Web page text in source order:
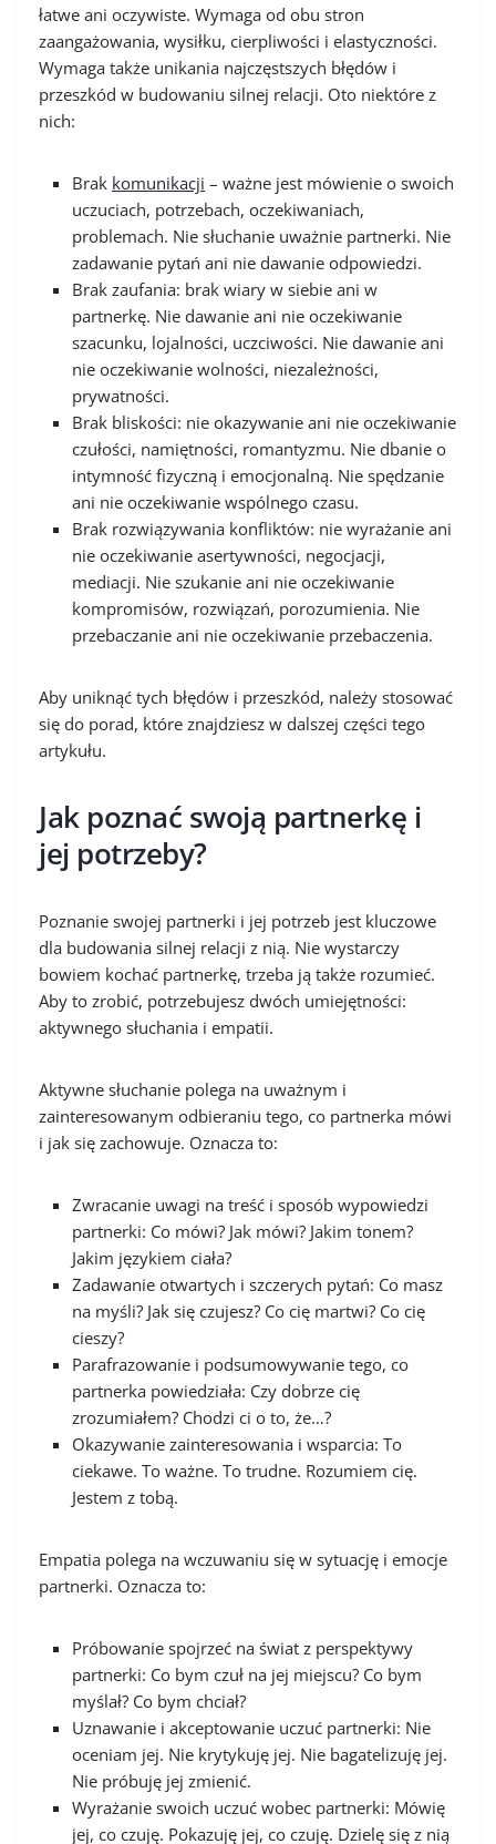
łatwe ani oczywiste. Wymaga od obu stron
zaangażowania, wysiłku, cierpliwości i elastyczności.
Wymaga także unikania najczęstszych błędów i
przeszkód w budowaniu silnej relacji. Oto niektóre z
nich:
Brak komunikacji – ważne jest mówienie o swoich
uczuciach, potrzebach, oczekiwaniach,
problemach. Nie słuchanie uważnie partnerki. Nie
zadawanie pytań ani nie dawanie odpowiedzi.
Brak zaufania: brak wiary w siebie ani w
partnerkę. Nie dawanie ani nie oczekiwanie
szacunku, lojalności, uczciwości. Nie dawanie ani
nie oczekiwanie wolności, niezależności,
prywatności.
Brak bliskości: nie okazywanie ani nie oczekiwanie
czułości, namiętności, romantyzmu. Nie dbanie o
intymność fizyczną i emocjonalną. Nie spędzanie
ani nie oczekiwanie wspólnego czasu.
Brak rozwiązywania konfliktów: nie wyrażanie ani
nie oczekiwanie asertywności, negocjacji,
mediacji. Nie szukanie ani nie oczekiwanie
kompromisów, rozwiązań, porozumienia. Nie
przebaczanie ani nie oczekiwanie przebaczenia.
Aby uniknąć tych błędów i przeszkód, należy stosować
się do porad, które znajdziesz w dalszej części tego
artykułu.
Jak poznać swoją partnerkę i
jej potrzeby?
Poznanie swojej partnerki i jej potrzeb jest kluczowe
dla budowania silnej relacji z nią. Nie wystarczy
bowiem kochać partnerkę, trzeba ją także rozumieć.
Aby to zrobić, potrzebujesz dwóch umiejętności:
aktywnego słuchania i empatii.
Aktywne słuchanie polega na uważnym i
zainteresowanym odbieraniu tego, co partnerka mówi
i jak się zachowuje. Oznacza to:
Zwracanie uwagi na treść i sposób wypowiedzi
partnerki: Co mówi? Jak mówi? Jakim tonem?
Jakim językiem ciała?
Zadawanie otwartych i szczerych pytań: Co masz
na myśli? Jak się czujesz? Co cię martwi? Co cię
cieszy?
Parafrazowanie i podsumowywanie tego, co
partnerka powiedziała: Czy dobrze cię
zrozumiałem? Chodzi ci o to, że…?
Okazywanie zainteresowania i wsparcia: To
ciekawe. To ważne. To trudne. Rozumiem cię.
Jestem z tobą.
Empatia polega na wczuwaniu się w sytuację i emocje
partnerki. Oznacza to:
Próbowanie spojrzeć na świat z perspektywy
partnerki: Co bym czuł na jej miejscu? Co bym
myślał? Co bym chciał?
Uznawanie i akceptowanie uczuć partnerki: Nie
oceniam jej. Nie krytykuję jej. Nie bagatelizuję jej.
Nie próbuję jej zmienić.
Wyrażanie swoich uczuć wobec partnerki: Mówię
jej, co czuję. Pokazuję jej, co czuję. Dzielę się z nią